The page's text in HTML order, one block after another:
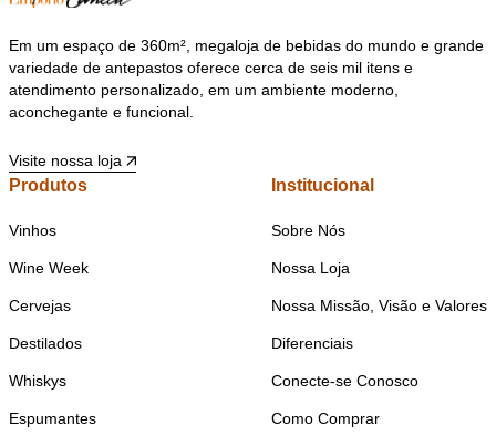
Em um espaço de 360m², megaloja de bebidas do mundo e grande
variedade de antepastos oferece cerca de seis mil itens e
atendimento personalizado, em um ambiente moderno,
aconchegante e funcional.
Visite nossa loja
Produtos
Vinhos
Wine Week
Cervejas
Destilados
Whiskys
Espumantes
Institucional
Sobre Nós
Nossa Loja
Nossa Missão, Visão e Valores
Diferenciais
Conecte-se Conosco
Como Comprar